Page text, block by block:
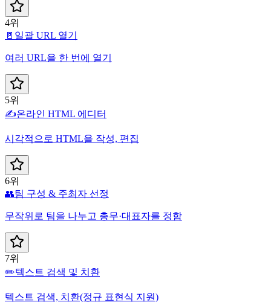
4위
🚪 일괄 URL 열기
여러 URL을 한 번에 열기
5위
✍️온라인 HTML 에디터
시각적으로 HTML을 작성, 편집
6위
👥팀 구성 & 주최자 선정
무작위로 팀을 나누고 총무·대표자를 정함
7위
✏️텍스트 검색 및 치환
텍스트 검색, 치환(정규 표현식 지원)